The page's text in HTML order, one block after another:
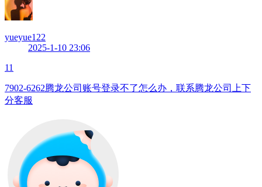
yueyue122
2025-1-10 23:06
11
7902-6262腾龙公司账号登录不了怎么办，联系腾龙公司上下
分客服